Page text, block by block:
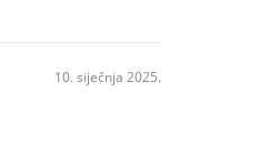
10. siječnja 2025.